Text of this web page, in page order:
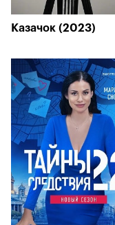
Казачок (2023)